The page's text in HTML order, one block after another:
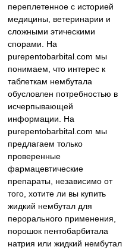
переплетенное с историей
медицины, ветеринарии и
сложными этическими
спорами. На
purepentobarbital.com мы
понимаем, что интерес к
таблеткам нембутала
обусловлен потребностью в
исчерпывающей
информации. На
purepentobarbital.com мы
предлагаем только
проверенные
фармацевтические
препараты, независимо от
того, хотите ли вы купить
жидкий нембутал для
перорального применения,
порошок пентобарбитала
натрия или жидкий нембутал